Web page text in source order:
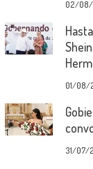
02/
01/08/
31/07/